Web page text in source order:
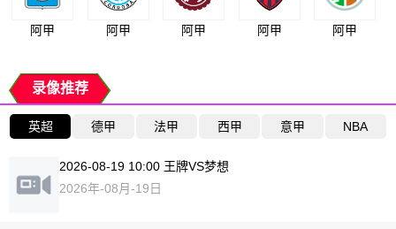
阿甲 阿甲 阿甲 阿甲 阿甲
录像推荐
英超 德甲 法甲 西甲 意甲 NBA
2026-08-19 10:00 王牌VS梦想
2026年-08月-19日